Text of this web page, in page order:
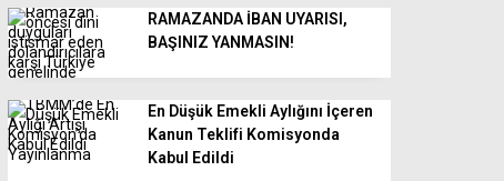
RAMAZANDA İBAN UYARISI,
BAŞINIZ YANMASIN!
En Düşük Emekli Aylığını İçeren
Kanun Teklifi Komisyonda
Kabul Edildi